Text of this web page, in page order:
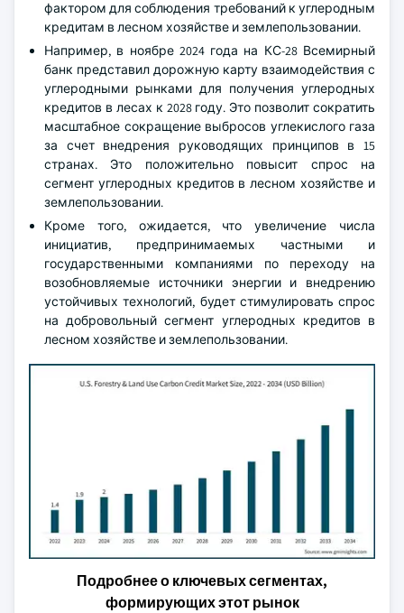
фактором для соблюдения требований к углеродным
кредитам в лесном хозяйстве и землепользовании.
Например, в ноябре 2024 года на КС-28 Всемирный
банк представил дорожную карту взаимодействия с
углеродными рынками для получения углеродных
кредитов в лесах к 2028 году. Это позволит сократить
масштабное сокращение выбросов углекислого газа
за счет внедрения руководящих принципов в 15
странах. Это положительно повысит спрос на
сегмент углеродных кредитов в лесном хозяйстве и
землепользовании.
Кроме того, ожидается, что увеличение числа
инициатив, предпринимаемых частными и
государственными компаниями по переходу на
возобновляемые источники энергии и внедрению
устойчивых технологий, будет стимулировать спрос
на добровольный сегмент углеродных кредитов в
лесном хозяйстве и землепользовании.
Подробнее о ключевых сегментах,
формирующих этот рынок